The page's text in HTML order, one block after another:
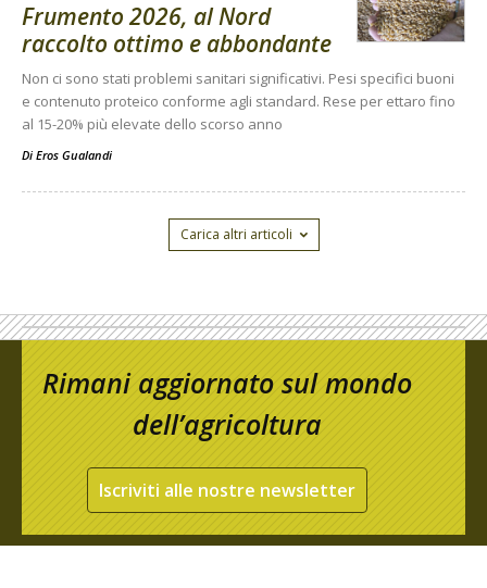
Frumento 2026, al Nord
raccolto ottimo e abbondante
Non ci sono stati problemi sanitari significativi. Pesi specifici buoni
e contenuto proteico conforme agli standard. Rese per ettaro fino
al 15-20% più elevate dello scorso anno
Di Eros Gualandi
Carica altri articoli
Rimani aggiornato sul mondo
dell’agricoltura
Iscriviti alle nostre newsletter